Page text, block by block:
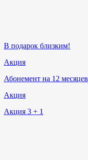
В подарок близким!
Акция
Абонемент на 12 месяцев
Акция
Акция 3 + 1